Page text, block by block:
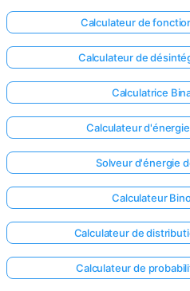
le
Calculateur de
Calculateur de
Calculatrice
Calculateur
Solveur d'énergie
Calculateur
Calculateur de
Calculateur de